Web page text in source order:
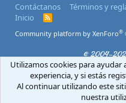
Contáctanos
Términos y
Inicio
R
S
Community platform by XenForo®
© 2004-
Envíanos un email
Aviso Legal
Política de privacidad
Utilizamos cookies para ayudar
experiencia, y si estás
Al continuar utilizando este
nuestra